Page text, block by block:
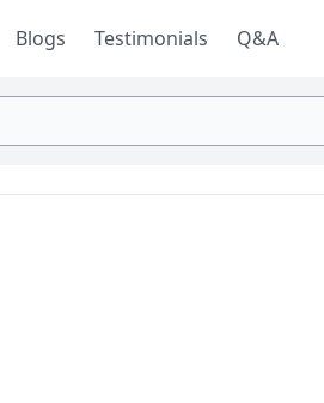
Blogs Testimonials Q&A